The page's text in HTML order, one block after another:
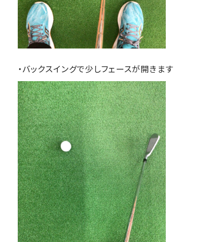
・バックスイングで少しフェースが開きます